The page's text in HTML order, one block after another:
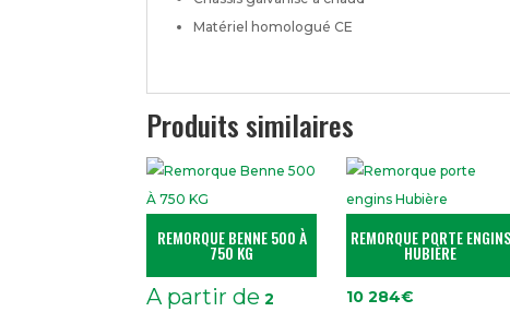
Matériel homologué CE
Produits similaires
REMORQUE BENNE 500 À
750 KG
A partir de 2
REMORQUE PORTE ENGINS
HUBIÈRE
10 284€